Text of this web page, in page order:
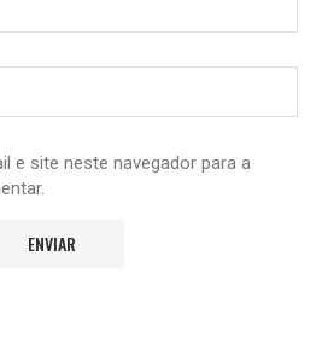
e site neste navegador para a